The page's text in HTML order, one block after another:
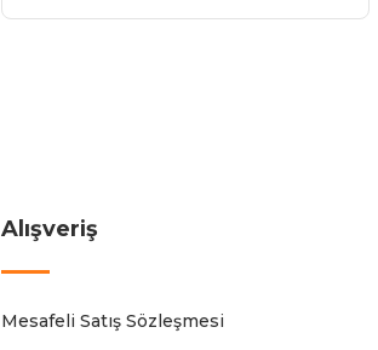
Alışveriş
Mesafeli Satış Sözleşmesi